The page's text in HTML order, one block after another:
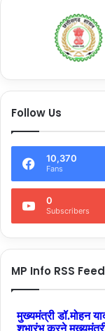
Follow Us
10,370
Fans
0
Subscribers
MP Info RSS Feed